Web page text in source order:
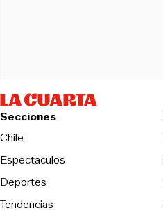
Secciones
Chile
Espectaculos
Deportes
Tendencias